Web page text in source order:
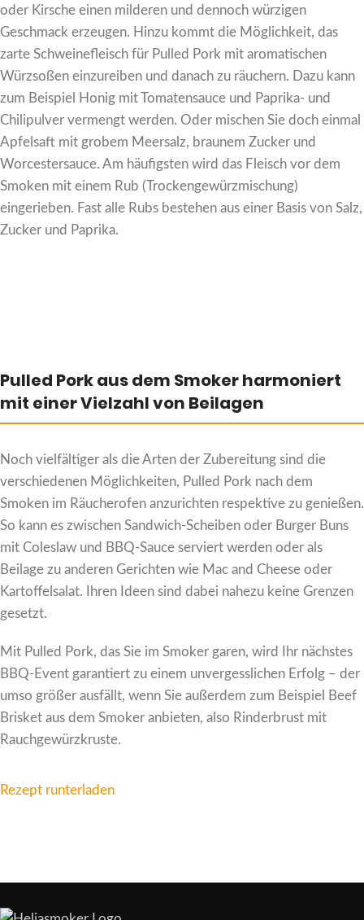
oder Kirsche einen milderen und dennoch würzigen
Geschmack erzeugen. Hinzu kommt die Möglichkeit, das
zarte Schweinefleisch für Pulled Pork mit aromatischen
Würzsoßen einzureiben und danach zu räuchern. Dazu kann
zum Beispiel Honig mit Tomatensauce und Paprika- und
Chilipulver vermengt werden. Oder mischen Sie doch einmal
Apfelsaft mit grobem Meersalz, braunem Zucker und
Worcestersauce. Am häufigsten wird das Fleisch vor dem
Smoken mit einem Rub (Trockengewürzmischung)
eingerieben. Fast alle Rubs bestehen aus einer Basis von Salz,
Zucker und Paprika.
Pulled Pork aus dem Smoker harmoniert
mit einer Vielzahl von Beilagen
Noch vielfältiger als die Arten der Zubereitung sind die
verschiedenen Möglichkeiten, Pulled Pork nach dem
Smoken im Räucherofen anzurichten respektive zu genießen.
So kann es zwischen Sandwich-Scheiben oder Burger Buns
mit Coleslaw und BBQ-Sauce serviert werden oder als
Beilage zu anderen Gerichten wie Mac and Cheese oder
Kartoffelsalat. Ihren Ideen sind dabei nahezu keine Grenzen
gesetzt.
Mit Pulled Pork, das Sie im Smoker garen, wird Ihr nächstes
BBQ-Event garantiert zu einem unvergesslichen Erfolg – der
umso größer ausfällt, wenn Sie außerdem zum Beispiel Beef
Brisket aus dem Smoker anbieten, also Rinderbrust mit
Rauchgewürzkruste.
Rezept runterladen